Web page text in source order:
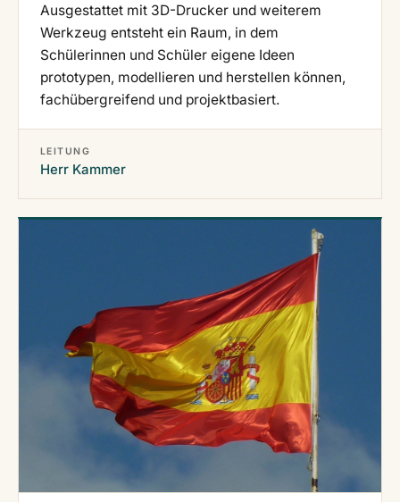
Ausgestattet mit 3D-Drucker und weiterem
Werkzeug entsteht ein Raum, in dem
Schülerinnen und Schüler eigene Ideen
prototypen, modellieren und herstellen können,
fachübergreifend und projektbasiert.
LEITUNG
Herr Kammer